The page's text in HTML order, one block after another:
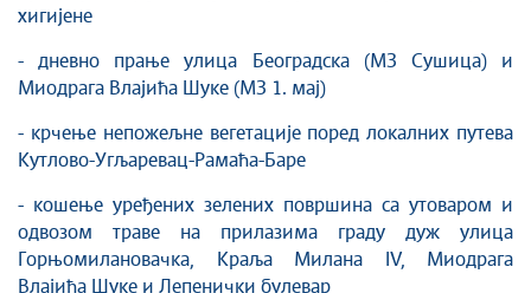
хигијене
- дневно прање улица Београдска (МЗ Сушица) и
Миодрага Влајића Шуке (МЗ 1. мај)
- крчење непожељне вегетације поред локалних путева
Кутлово-Угљаревац-Рамаћа-Баре
- кошење уређених зелених површина са утоваром и
одвозом траве на прилазима граду дуж улица
Горњомилановачка, Краља Милана IV, Миодрага
Влајића Шуке и Лепенички булевар